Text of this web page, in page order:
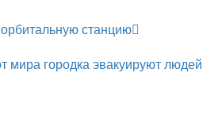
станцию
мира городка эвакуируют людей